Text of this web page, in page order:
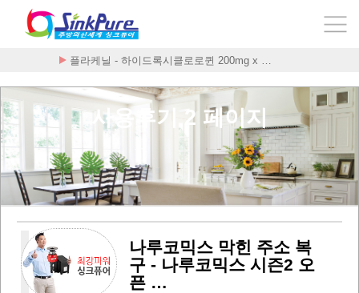
플라케닐 - 하이드록시클로로퀸 200mg x …
사용후기 2 페이지
나루코믹스 막힌 주소 복
구 - 나루코믹스 시즌2 오
픈 …